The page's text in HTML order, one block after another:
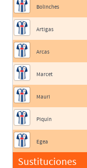
Bolinches
Artigas
Arcas
Marcet
Mauri
Piquín
Egea
Sustituciones